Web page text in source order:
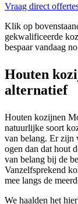
Vraag direct
Klik op
gekwalificeerde
bespaar vandaag
Houten
alternatief
Houten kozijnen
natuurlijke soort
van belang. Er zijn
ogen dan dat hout
van belang bij de
Vanzelfsprekend
mee langs de
We haalden het